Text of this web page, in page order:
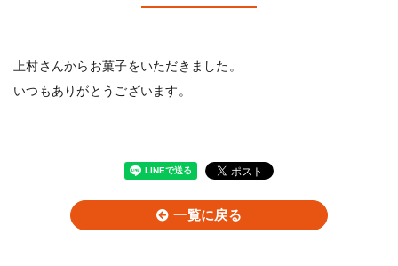
上村さんからお菓子をいただきました。
いつもありがとうございます。
一覧に戻る